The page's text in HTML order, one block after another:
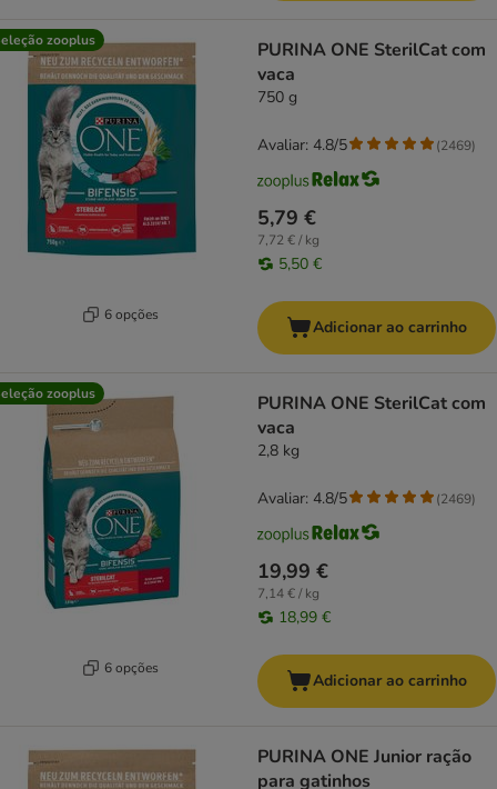
zooplus
6 opções
PURINA ONE SterilCat com
vaca
750 g
5,79 €
7,72 € / kg
5,50 €
Avaliar: 4.8/5 (2469)
Adicionar ao carrinho
zooplus
6 opções
PURINA ONE SterilCat com
vaca
2,8 kg
19,99 €
7,14 € / kg
18,99 €
Avaliar: 4.8/5 (2469)
Adicionar ao carrinho
PURINA ONE Junior ração
para gatinhos